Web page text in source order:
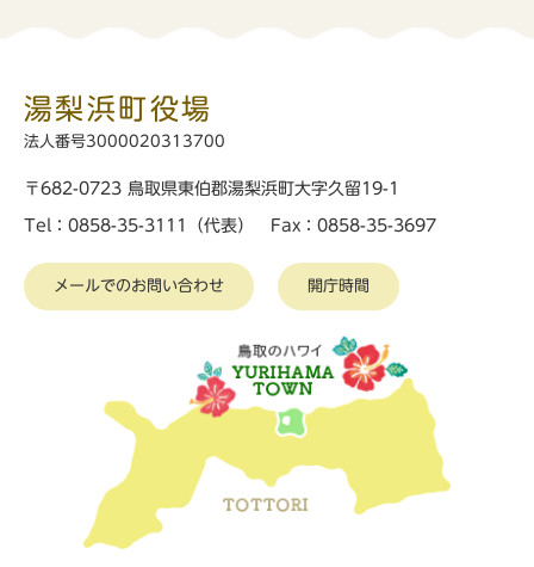
湯梨浜町役場
法人番号3000020313700
〒682-0723 鳥取県東伯郡湯梨浜町大字久留19-1
Tel：0858-35-3111（代表） Fax：0858-35-3697
メールでのお問い合わせ 開庁時間